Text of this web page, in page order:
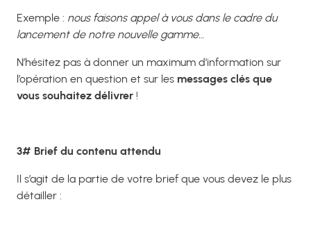
Exemple : nous faisons appel à vous dans le cadre du
lancement de notre nouvelle gamme…
N’hésitez pas à donner un maximum d’information sur
l’opération en question et sur les messages clés que
vous souhaitez délivrer !
3# Brief du contenu attendu
Il s’agit de la partie de votre brief que vous devez le plus
détailler :